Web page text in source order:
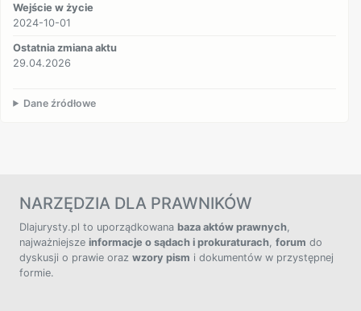
Wejście w życie
2024-10-01
Ostatnia zmiana aktu
29.04.2026
Dane źródłowe
NARZĘDZIA DLA PRAWNIKÓW
Dlajurysty.pl to uporządkowana baza aktów prawnych,
najważniejsze informacje o sądach i prokuraturach, forum do
dyskusji o prawie oraz wzory pism i dokumentów w przystępnej
formie.